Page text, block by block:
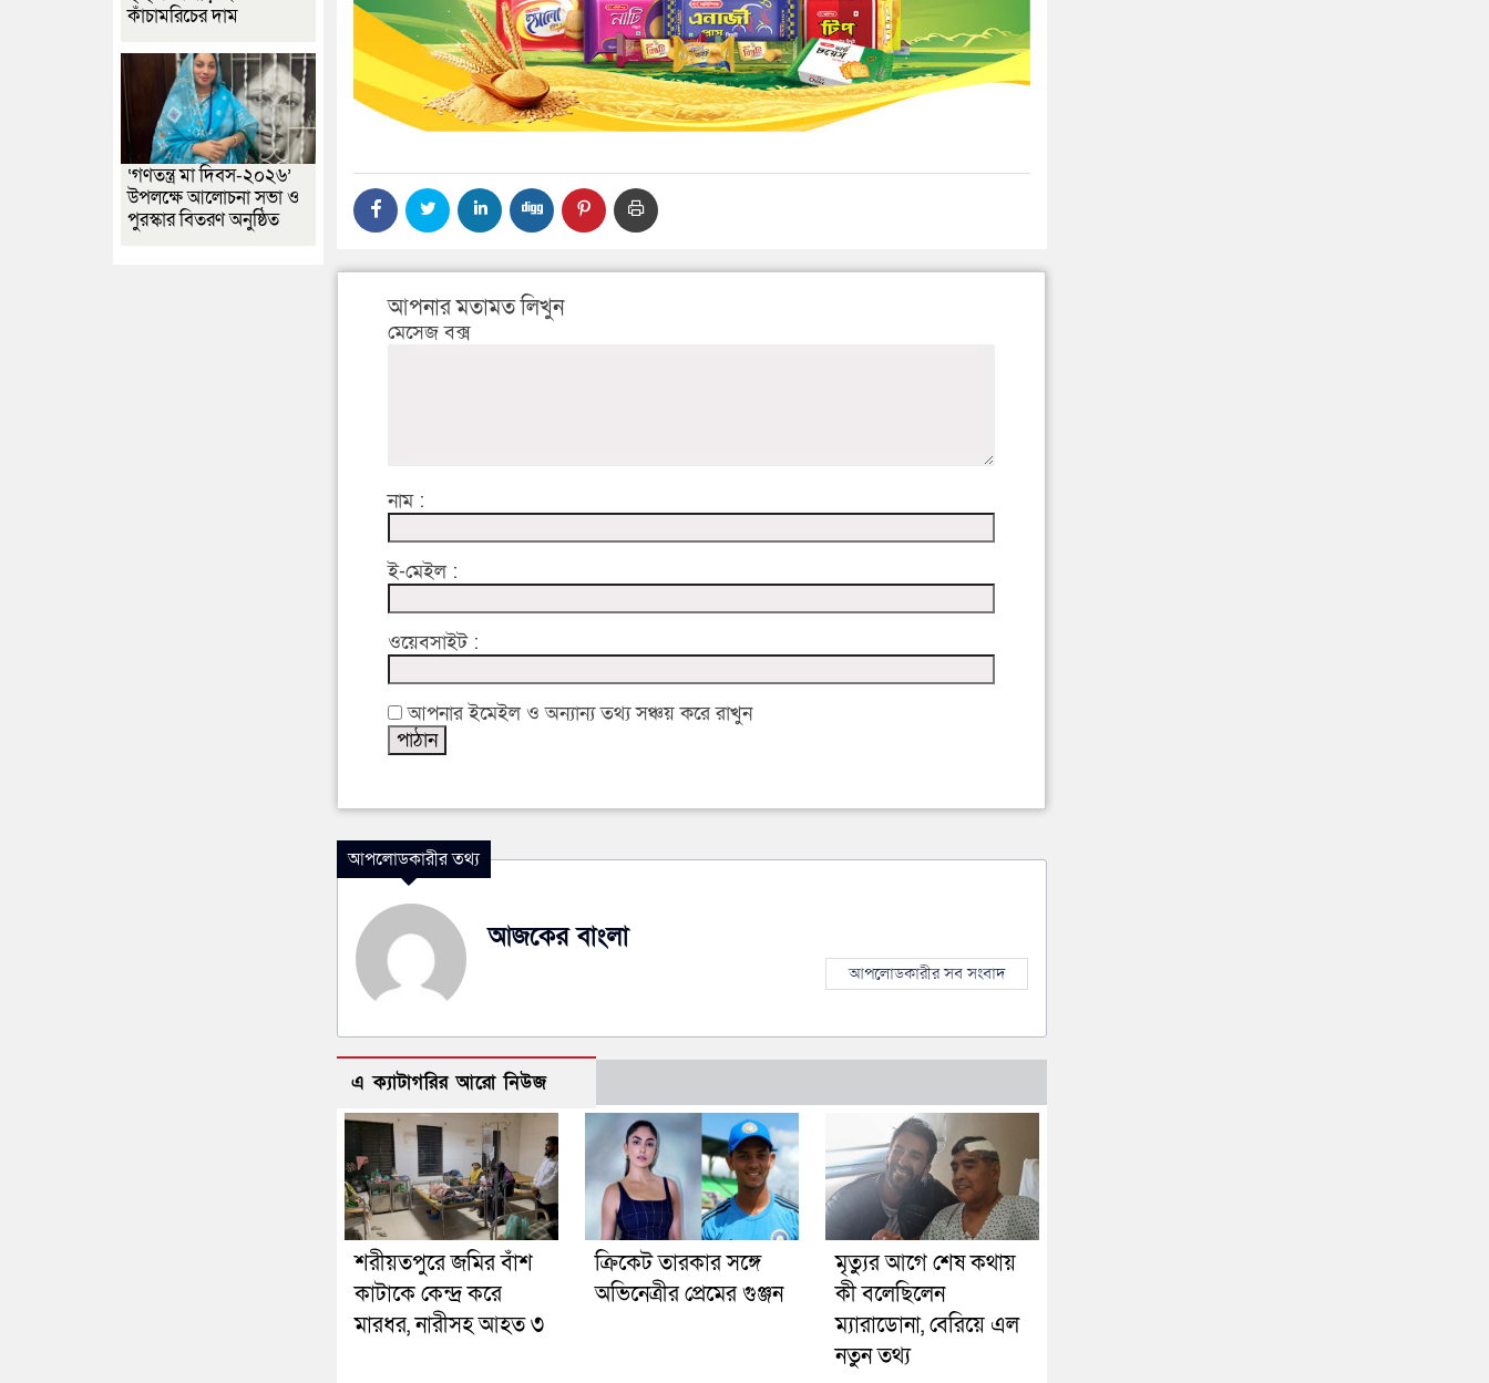
আপনার মতামত লিখুন
মেসেজ বক্স
নাম :
ই-মেইল :
ওয়েবসাইট :
আপনার ইমেইল ও অন্যান্য তথ্য সঞ্চয় করে রাখুন
আপলোডকারীর তথ্য
আজকের বাংলা
আপলোডকারীর সব সংবাদ
এ ক্যাটাগরির আরো নিউজ
শরীয়তপুরে জমির বাঁশ
কাটাকে কেন্দ্র করে
মারধর, নারীসহ আহত ৩
ক্রিকেট তারকার সঙ্গে
অভিনেত্রীর প্রেমের গুঞ্জন
মৃত্যুর আগে শেষ কথায়
কী বলেছিলেন
ম্যারাডোনা, বেরিয়ে এল
নতুন তথ্য
কাঁচামরিচের দাম
‘গণতন্ত্র মা দিবস-২০২৬’
উপলক্ষে আলোচনা সভা ও
পুরস্কার বিতরণ অনুষ্ঠিত